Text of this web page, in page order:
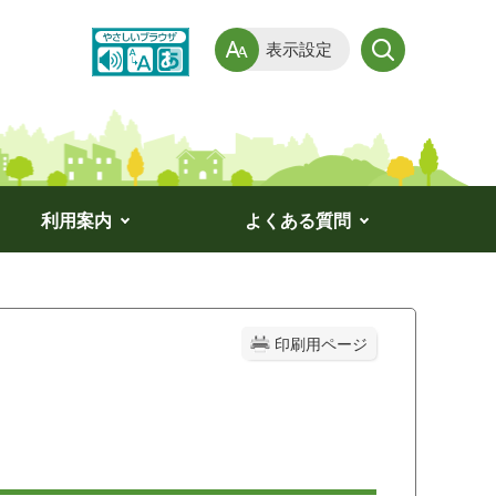
表示設定
利用案内 よくある質問
印刷用ページ